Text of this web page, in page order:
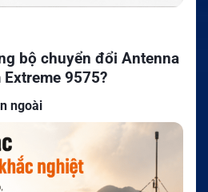
bộ chuyển đổi Antenna
9575?
ngoài